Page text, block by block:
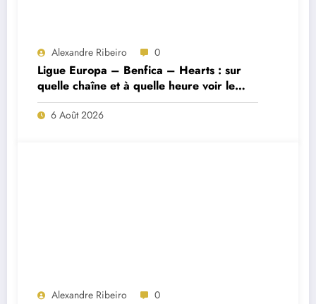
Alexandre Ribeiro 0
Ligue Europa – Benfica – Hearts : sur
quelle chaîne et à quelle heure voir le
match ?
6 Août 2026
Alexandre Ribeiro 0